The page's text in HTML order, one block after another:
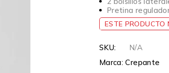
Pretina
ESTE PRODUCTO
SKU:
N/A
Marca:Crepante